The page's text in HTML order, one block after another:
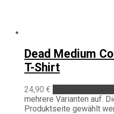
Dead Medium
T-Shirt
24,90 €
mehrere Varianten auf.
Produktseite gewählt